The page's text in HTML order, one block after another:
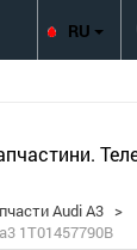
RU
Audi A3 >
1T01457790B